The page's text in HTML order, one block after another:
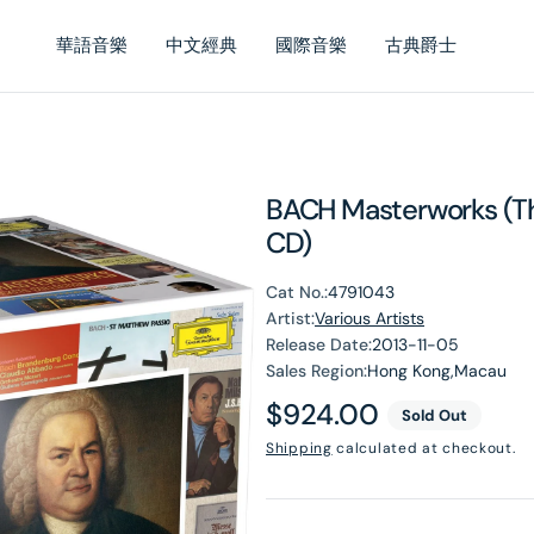
華語音樂 中文經典 國際音樂 古典爵士
BACH Masterworks
CD)
Cat No.:4791043
Artist:Various Artists
Release Date:2013-11-05
Sales Region:Hong Kong,Macau
Regular
price
$924.00 Sold Out
Shipping calculated at checkout.